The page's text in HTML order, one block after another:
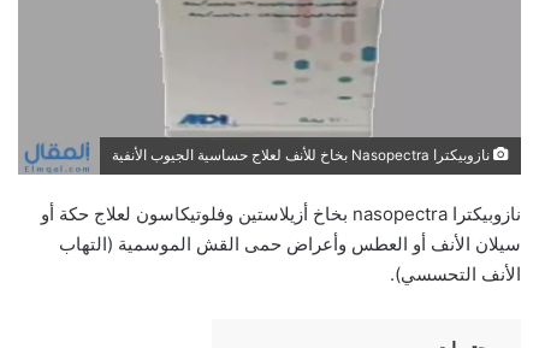
نازوبيكترا Nasopectra بخاخ للأنف لعلاج حساسية الجيوب الأنفية
نازوبيكترا nasopectra بخاخ أزيلاستين وفلوتيكاسون لعلاج حكة أو
سيلان الأنف أو العطس وأعراض حمى القش الموسمية (التهاب
الأنف التحسسي).